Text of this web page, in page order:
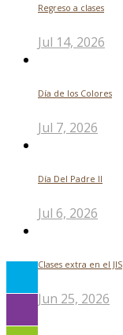
Regreso a clases
Jul 14, 2026
Día de los Colores
Jul 7, 2026
Día Del Padre ll
Jul 6, 2026
Clases extra en el JIS
Jun 25, 2026